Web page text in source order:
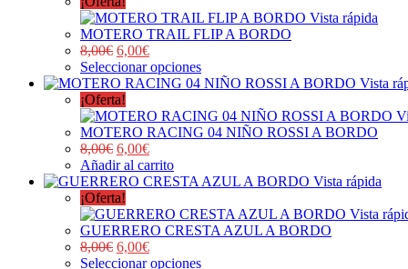
Vista rápida
MOTERO TRAIL FLIP A BORDO
8,00€ 6,00€
Seleccionar opciones
Vista
¡Oferta!
MOTERO RACING 04 NIÑO ROSSI A BORDO
8,00€ 6,00€
Añadir al carrito
Vista rápida
¡Oferta!
Vista
GUERRERO CRESTA AZUL A BORDO
8,00€ 6,00€
Seleccionar opciones